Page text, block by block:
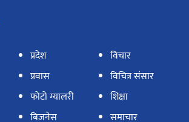
प्रदेश
प्रवास
फोटो ग्यालरी
बिजनेस
विचार
विचित्र संसार
शिक्षा
समाचार